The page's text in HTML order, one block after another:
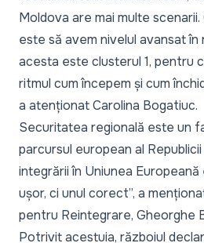
Moldova are mai multe
este să avem nivelul avansat
acesta este clusterul 1, pentru
ritmul cum începem și cum
a atenționat Carolina Bogatiuc.
Securitatea regională este un
parcursul european al
integrării în Uniunea Europeană
ușor, ci unul corect”, a
pentru Reintegrare, Gheorghe
Potrivit acestuia, războiul